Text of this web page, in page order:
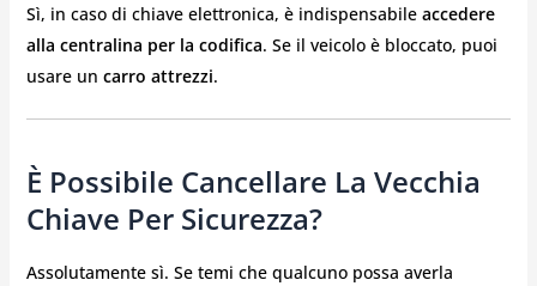
Sì, in caso di chiave elettronica, è indispensabile accedere
alla centralina per la codifica. Se il veicolo è bloccato, puoi
usare un carro attrezzi.
È Possibile Cancellare La Vecchia
Chiave Per Sicurezza?
Assolutamente sì. Se temi che qualcuno possa averla